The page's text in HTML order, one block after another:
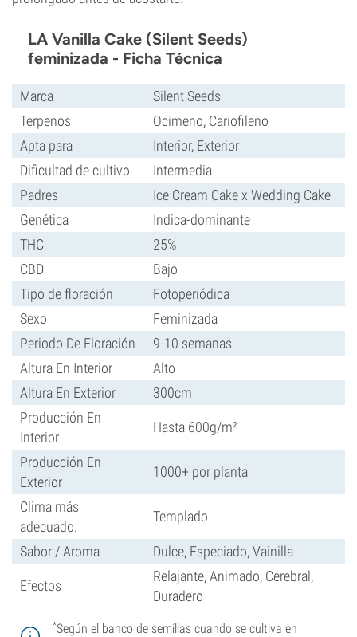
LA Vanilla Cake (Silent Seeds)
feminizada - Ficha Técnica
Marca
Silent Seeds
Terpenos
Ocimeno, Cariofileno
Apta para
Interior, Exterior
Dificultad de cultivo
Intermedia
Padres
Ice Cream Cake x Wedding Cake
Genética
Indica-dominante
THC
25%
CBD
Bajo
Tipo de floración
Fotoperiódica
Sexo
Feminizada
Periodo De Floración
9-10 semanas
Altura En Interior
Alto
Altura En Exterior
300cm
Producción En
Interior
Hasta 600g/m²
Producción En
Exterior
1000+ por planta
Clima más
adecuado:
Templado
Sabor / Aroma Dulce, Especiado, Vainilla
Efectos
Relajante, Animado, Cerebral,
Duradero
*Según el banco de semillas cuando se cultiva en